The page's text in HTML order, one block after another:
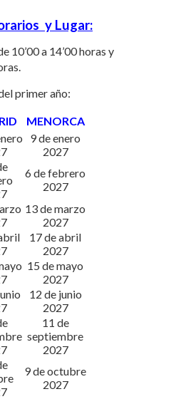
y Lugar:
10’00 a 14’00 horas y
primer año:
MENORCA
9 de enero
2027
6 de febrero
2027
13 de marzo
2027
17 de abril
2027
15 de mayo
2027
12 de junio
2027
11 de
septiembre
2027
9 de octubre
2027